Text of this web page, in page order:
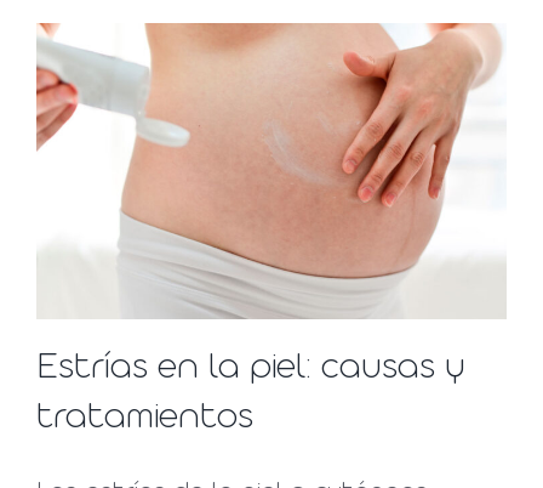
Estrías en la piel: causas y
tratamientos